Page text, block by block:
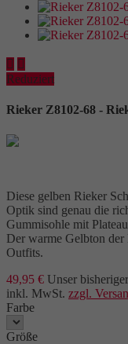
 
Reduziert
Rieker Z8102-68 -
Diese gelben Rieker
Optik sind genau die
Gummisohle mit
Der warme Gelbton der
Outfits.
49,95 € Unser
inkl. MwSt. zzgl.
Farbe
Größe